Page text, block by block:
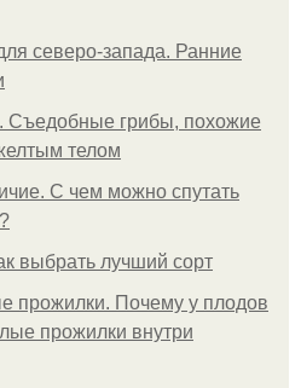
северо-запада. Ранние
Съедобные грибы, похожие
телом
С чем можно спутать
выбрать лучший сорт
прожилки. Почему у плодов
прожилки внутри